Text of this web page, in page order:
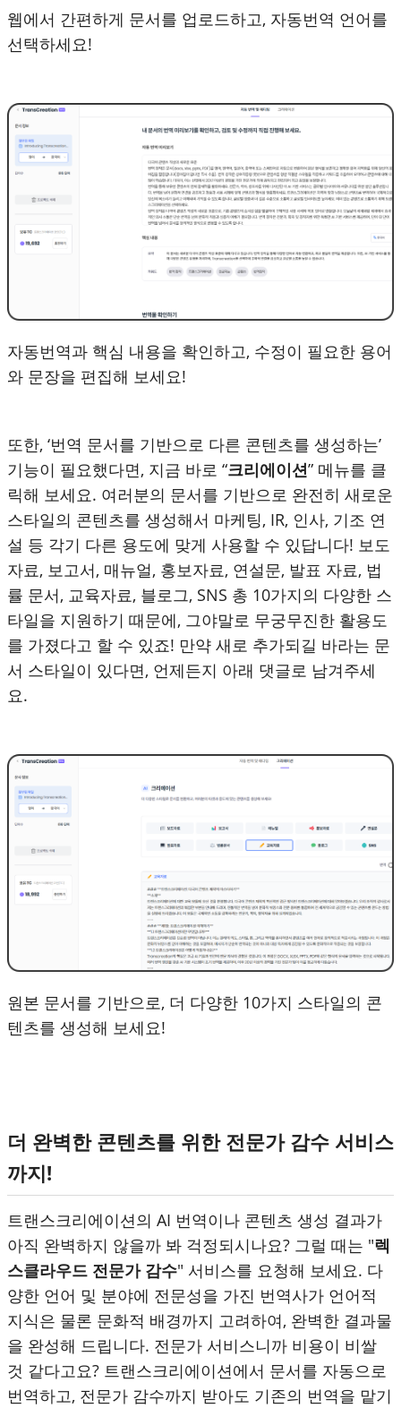
웹에서 간편하게 문서를 업로드하고, 자동번역 언어를
선택하세요!
자동번역과 핵심 내용을 확인하고, 수정이 필요한 용어
와 문장을 편집해 보세요!
또한, ‘번역 문서를 기반으로 다른 콘텐츠를 생성하는’
기능이 필요했다면, 지금 바로 “크리에이션” 메뉴를 클
릭해 보세요. 여러분의 문서를 기반으로 완전히 새로운
스타일의 콘텐츠를 생성해서 마케팅, IR, 인사, 기조 연
설 등 각기 다른 용도에 맞게 사용할 수 있답니다! 보도
자료, 보고서, 매뉴얼, 홍보자료, 연설문, 발표 자료, 법
률 문서, 교육자료, 블로그, SNS 총 10가지의 다양한 스
타일을 지원하기 때문에, 그야말로 무궁무진한 활용도
를 가졌다고 할 수 있죠! 만약 새로 추가되길 바라는 문
서 스타일이 있다면, 언제든지 아래 댓글로 남겨주세
요.
원본 문서를 기반으로, 더 다양한 10가지 스타일의 콘
텐츠를 생성해 보세요!
더 완벽한 콘텐츠를 위한 전문가 감수 서비스
까지!
트랜스크리에이션의 AI 번역이나 콘텐츠 생성 결과가
아직 완벽하지 않을까 봐 걱정되시나요? 그럴 때는 "렉
스클라우드 전문가 감수" 서비스를 요청해 보세요. 다
양한 언어 및 분야에 전문성을 가진 번역사가 언어적
지식은 물론 문화적 배경까지 고려하여, 완벽한 결과물
을 완성해 드립니다. 전문가 서비스니까 비용이 비쌀
것 같다고요? 트랜스크리에이션에서 문서를 자동으로
번역하고, 전문가 감수까지 받아도 기존의 번역을 맡기